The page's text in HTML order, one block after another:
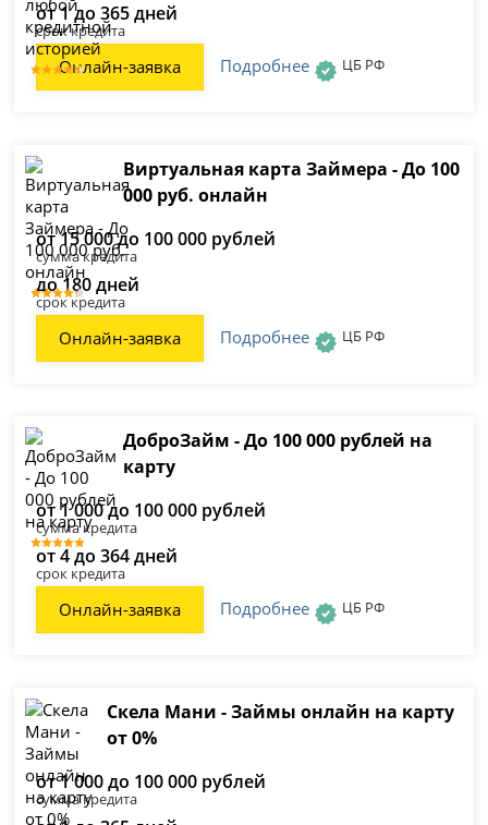
от 1 до 365 дней
срок кредита
Онлайн-заявка Подробнее ЦБ РФ
Виртуальная карта Займера - До 100
000 руб. онлайн
от 15 000 до 100 000 рублей
сумма кредита
до 180 дней
срок кредита
Онлайн-заявка Подробнее ЦБ РФ
ДоброЗайм - До 100 000 рублей на
карту
от 1 000 до 100 000 рублей
сумма кредита
от 4 до 364 дней
срок кредита
Онлайн-заявка Подробнее ЦБ РФ
Скела Мани - Займы онлайн на карту
от 0%
от 1 000 до 100 000 рублей
сумма кредита